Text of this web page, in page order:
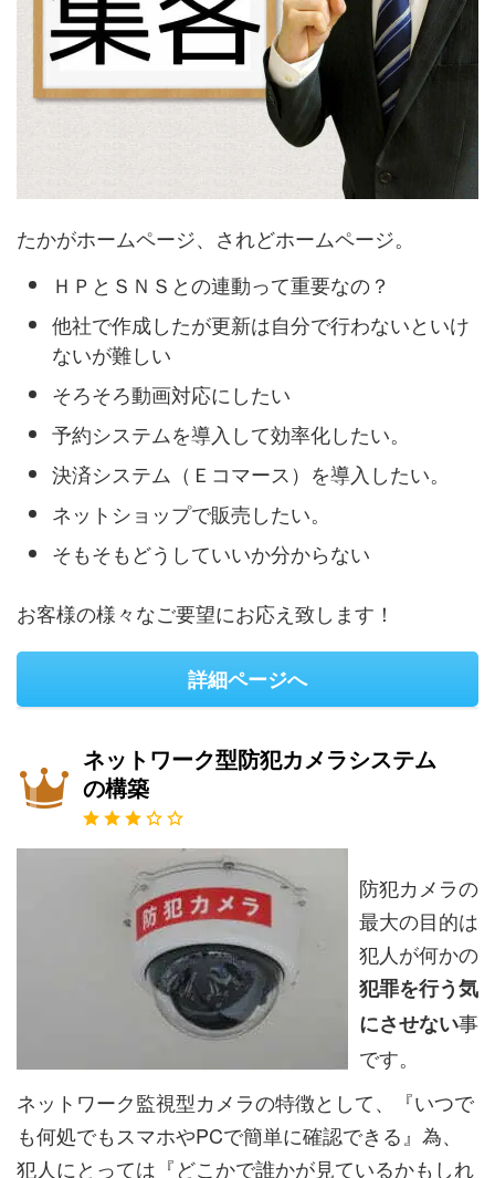
たかがホームページ、されどホームページ。
ＨＰとＳＮＳとの連動って重要なの？
他社で作成したが更新は自分で行わないといけ
ないが難しい
そろそろ動画対応にしたい
予約システムを導入して効率化したい。
決済システム（Ｅコマース）を導入したい。
ネットショップで販売したい。
そもそもどうしていいか分からない
お客様の様々なご要望にお応え致します！
詳細ページへ
ネットワーク型防犯カメラシステム
の構築
防犯カメラの
最大の目的は
犯人が何かの
犯罪を行う気
にさせない事
です。
ネットワーク監視型カメラの特徴として、『いつで
も何処でもスマホやPCで簡単に確認できる』為、
犯人にとっては『どこかで誰かが見ているかもしれ